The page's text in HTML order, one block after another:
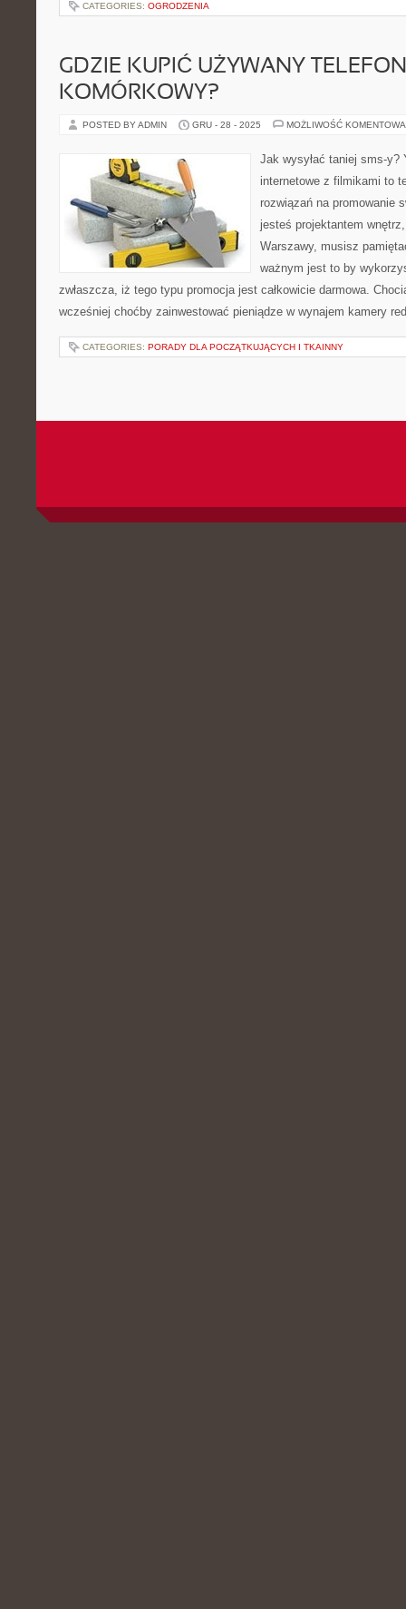
CATEGORIES: OGRODZENIA
GDZIE KUPIĆ UŻYWANY TELEFON
KOMÓRKOWY?
POSTED BY ADMIN GRU - 28 - 2025 MOŻLIWOŚĆ
Jak wysyłać taniej sms-y?
internetowe z filmikami to
rozwiązań na promowanie
jesteś projektantem
Warszawy, musisz
ważnym jest to by
zwłaszcza, iż tego typu promocja jest całkowicie darmowa.
wcześniej choćby zainwestować pieniądze w wynajem kamery
CATEGORIES: PORADY DLA POCZĄTKUJĄCYCH I TKAINNY